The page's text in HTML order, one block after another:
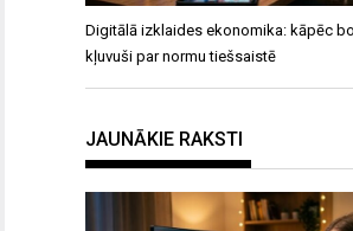
Digitālā izklaides ekonomika: kāpēc
kļuvuši par normu tiešsaistē
JAUNĀKIE RAKSTI